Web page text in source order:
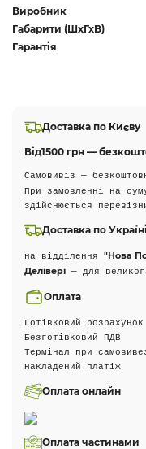
Виробник
Габарити (ШхГхВ)
Гарантія
Доставка по Києву
Від1500 грн —
Самовивіз —
При замовленні на
здійснюється
Доставка по Україні
на відділення "Нова
Делівері — для
Оплата
Готівковий розрахунок
Безготівковий ПДВ
Термінал при
Накладений платіж
Оплата онлайн
Оплата частинами